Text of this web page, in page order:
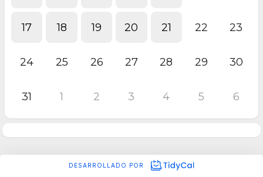
17 18 19 20 21 22 23
24 25 26 27 28 29 30
31 1 2 3 4 5 6
DESARROLLADO POR